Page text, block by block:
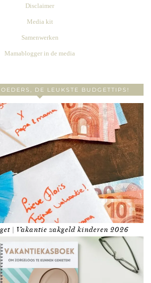
Disclaimer
Media kit
Samenwerken
Mamablogger in de media
DE LEUKSTE BUDGETTIPS!
| Vakantie zakgeld kinderen 2026